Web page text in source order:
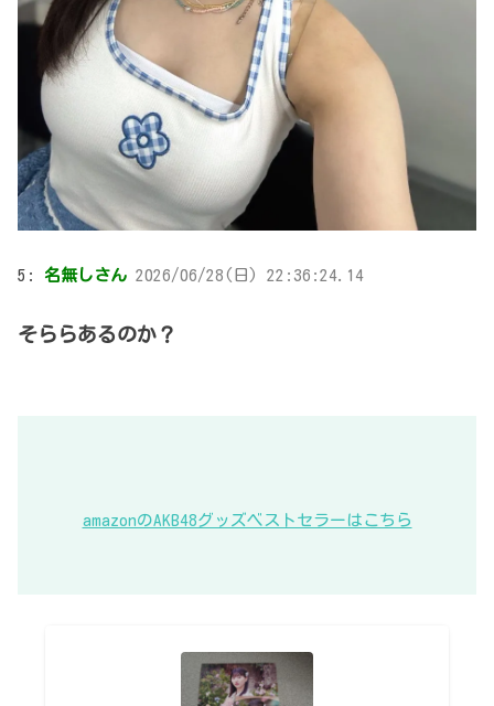
5: 名無しさん 2026/06/28(日) 22:36:24.14
そららあるのか？
amazonのAKB48グッズベストセラーはこちら